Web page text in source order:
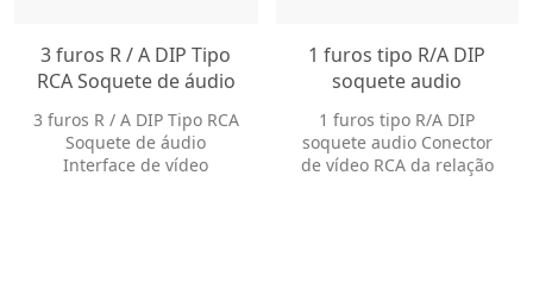
3 furos R / A DIP Tipo
RCA Soquete de áudio
Interface de vídeo
Conector RCA RCA-
301-YWR-RA
3 furos R / A DIP Tipo RCA
Soquete de áudio
Interface de vídeo
1 furos tipo R/A DIP
soquete audio
Conector de vídeo RCA
da relação de vídeo
RCA RCA-101-B-RA
1 furos tipo R/A DIP
soquete audio Conector
de vídeo RCA da relação